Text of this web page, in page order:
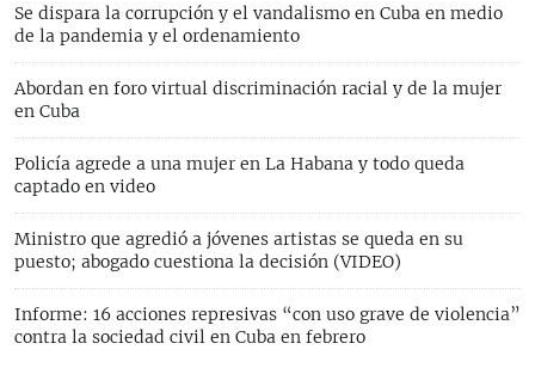
Se dispara la corrupción y el vandalismo en Cuba en medio
de la pandemia y el ordenamiento
Abordan en foro virtual discriminación racial y de la mujer
en Cuba
Policía agrede a una mujer en La Habana y todo queda
captado en video
Ministro que agredió a jóvenes artistas se queda en su
puesto; abogado cuestiona la decisión (VIDEO)
Informe: 16 acciones represivas “con uso grave de violencia”
contra la sociedad civil en Cuba en febrero